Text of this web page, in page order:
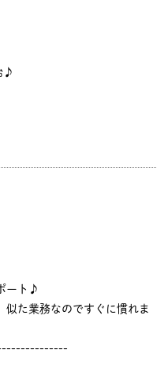
♪
ート♪
た業務なのですぐに慣れま